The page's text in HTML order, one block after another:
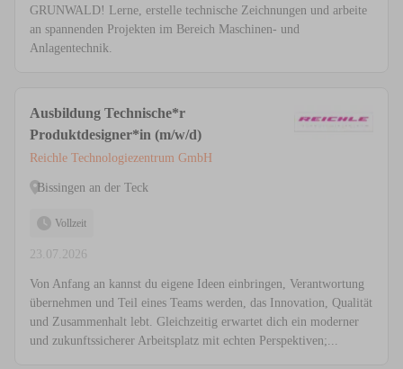
GRUNWALD! Lerne, erstelle technische Zeichnungen und arbeite
an spannenden Projekten im Bereich Maschinen- und
Anlagentechnik.
Ausbildung Technische*r
Produktdesigner*in (m/w/d)
Reichle Technologiezentrum GmbH
Bissingen an der Teck
Vollzeit
23.07.2026
Von Anfang an kannst du eigene Ideen einbringen, Verantwortung
übernehmen und Teil eines Teams werden, das Innovation, Qualität
und Zusammenhalt lebt. Gleichzeitig erwartet dich ein moderner
und zukunftssicherer Arbeitsplatz mit echten Perspektiven;...